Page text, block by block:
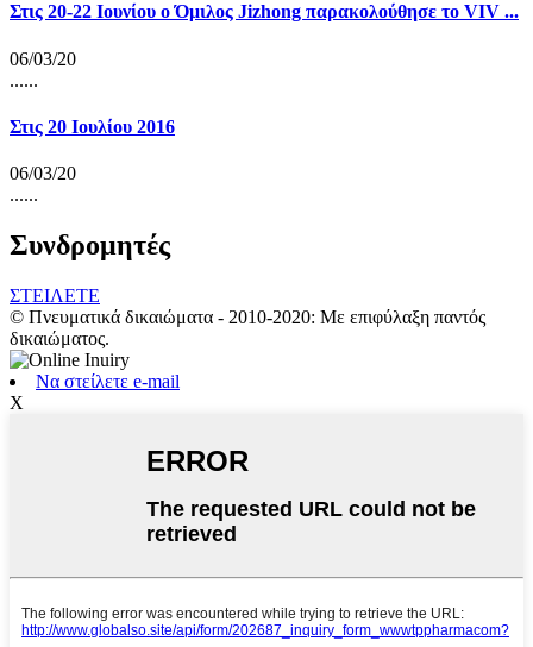
Στις 20-22 Ιουνίου ο Όμιλος Jizhong παρακολούθησε το VIV ...
06/03/20
......
Στις 20 Ιουλίου 2016
06/03/20
......
Συνδρομητές
ΣΤΕΙΛΕΤΕ
© Πνευματικά δικαιώματα - 2010-2020: Με επιφύλαξη παντός
δικαιώματος.
Να στείλετε e-mail
Χ